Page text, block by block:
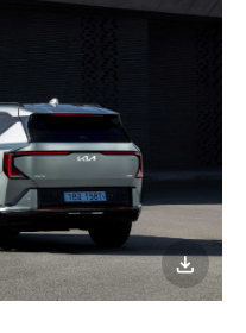
이미지
다운로드